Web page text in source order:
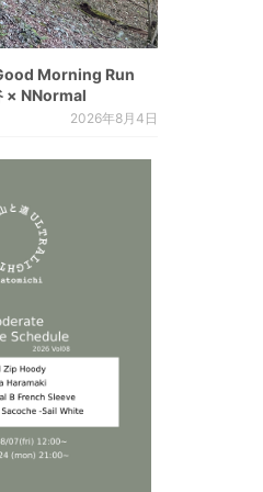
Morning Run
× NNormal
2026年8月4日